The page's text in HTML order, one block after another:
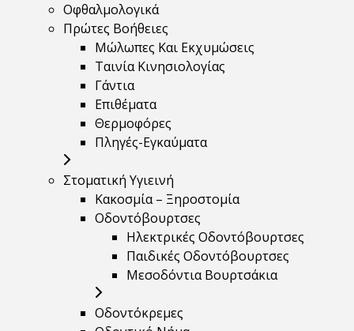
Οφθαλμολογικά
Πρώτες Βοήθειες
Μώλωπες Και Εκχυμώσεις
Ταινία Κινησιολογίας
Γάντια
Επιθέματα
Θερμοφόρες
Πληγές-Εγκαύματα
Στοματική Υγιεινή
Κακοσμία – Ξηροστομία
Οδοντόβουρτσες
Ηλεκτρικές Οδοντόβουρτσες
Παιδικές Οδοντόβουρτσες
Μεσοδόντια Βουρτσάκια
Οδοντόκρεμες